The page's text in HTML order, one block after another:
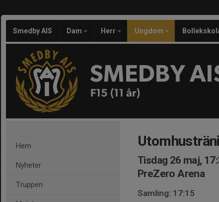
Smedby AIS Dam Herr Ungdom
SMEDBY
F15 (11 år)
Hem
Nyheter
Truppen
Tisdag 26 maj,
PreZero Arena
Samling: 17:15